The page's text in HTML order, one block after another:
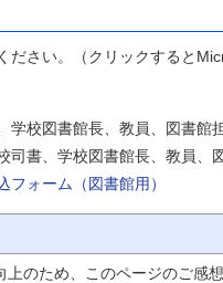
ださい。（クリックすると
学校図書館長、教員、図書
司書、学校図書館長、教員
フォーム（図書館用）
のため、このページのご感